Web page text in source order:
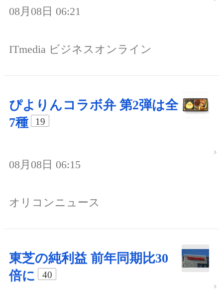
08月08日 06:21
ITmedia ビジネスオンライン
ぴよりんコラボ弁 第2弾は全
7種
19
08月08日 06:15
オリコンニュース
東芝の純利益 前年同期比30
倍に
40